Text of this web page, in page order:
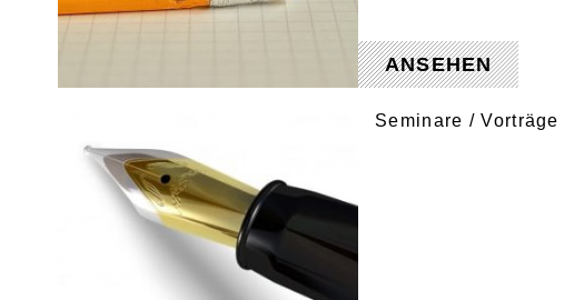
ANSEHEN
Seminare / Vorträge